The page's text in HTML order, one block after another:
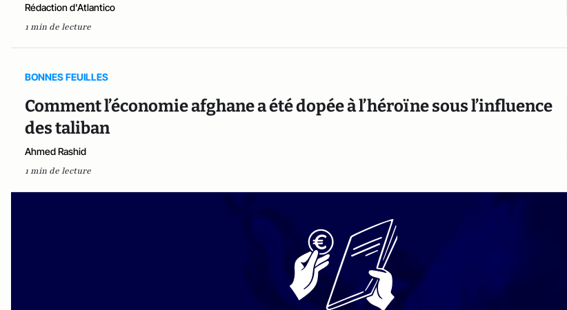
Rédaction d'Atlantico
1 min de lecture
BONNES FEUILLES
Comment l’économie afghane a été dopée à l’héroïne sous l’influence
des taliban
Ahmed Rashid
1 min de lecture